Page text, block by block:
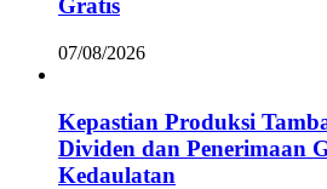
Gratis
07/08/2026
Kepastian Produksi
Dividen dan Penerimaan
Kedaulatan